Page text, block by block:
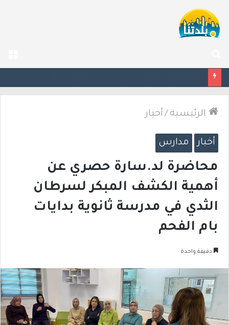
عن
الرئيسية / أخبار
أخبار مدارس
محاضرة لد.سارة حصري عن
أهمية الكشف المبكر لسرطان
الثدي في مدرسة ثانوية بدايات
بام الفحم
دقيقة واحدة